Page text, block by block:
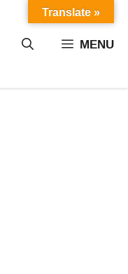
MENU
Translate »